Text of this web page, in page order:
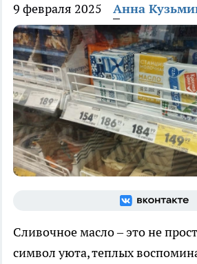
9 февраля 2025 Анна
Сливочное масло – это не
символ уюта, теплых